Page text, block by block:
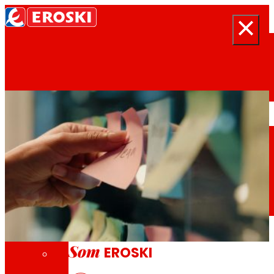
Cercar
Inici
Qui som
Som EROSKI
Projectes d'Innovació